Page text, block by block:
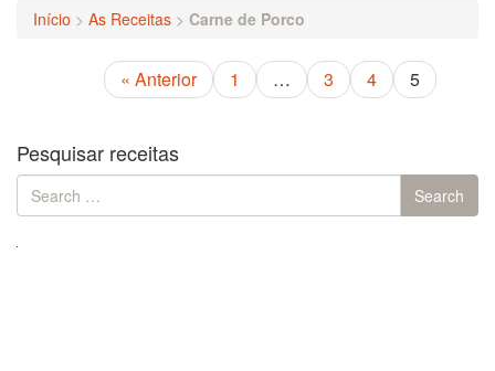
Início > As Receitas > Carne de Porco
« Anterior 1 … 3 4 5
Pesquisar receitas
Search
for:
Search